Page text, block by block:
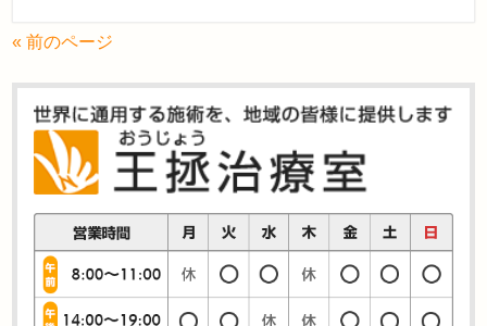
« 前のページ